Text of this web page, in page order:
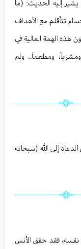
إليه الحديث: (ما
تتأقلم مع الأهداف
هذه الهمة العالية في
ومشرباً، ومطعماً.. ولم
إلى الله (سبحانه
فقد حقق الأنس